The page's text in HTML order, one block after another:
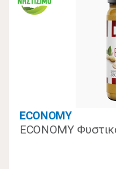
ECONOMY
ECONOMY